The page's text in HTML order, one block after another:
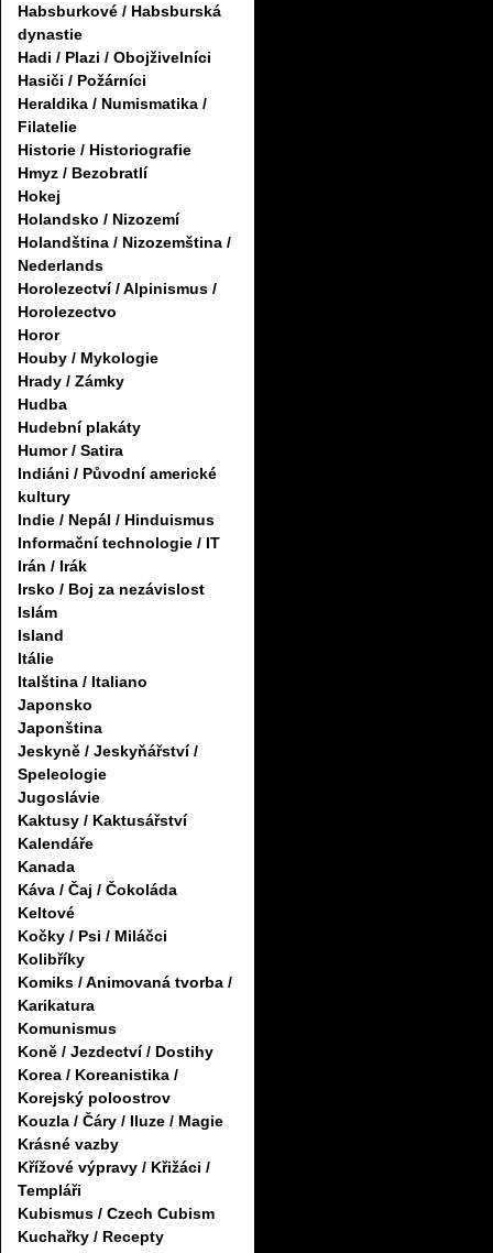
Habsburkové / Habsburská
dynastie
Hadi / Plazi / Obojživelníci
Hasiči / Požárníci
Heraldika / Numismatika /
Filatelie
Historie / Historiografie
Hmyz / Bezobratlí
Hokej
Holandsko / Nizozemí
Holandština / Nizozemština /
Nederlands
Horolezectví / Alpinismus /
Horolezectvo
Horor
Houby / Mykologie
Hrady / Zámky
Hudba
Hudební plakáty
Humor / Satira
Indiáni / Původní americké
kultury
Indie / Nepál / Hinduismus
Informační technologie / IT
Irán / Irák
Irsko / Boj za nezávislost
Islám
Island
Itálie
Italština / Italiano
Japonsko
Japonština
Jeskyně / Jeskyňářství /
Speleologie
Jugoslávie
Kaktusy / Kaktusářství
Kalendáře
Kanada
Káva / Čaj / Čokoláda
Keltové
Kočky / Psi / Miláčci
Kolibříky
Komiks / Animovaná tvorba /
Karikatura
Komunismus
Koně / Jezdectví / Dostihy
Korea / Koreanistika /
Korejský poloostrov
Kouzla / Čáry / Iluze / Magie
Krásné vazby
Křížové výpravy / Křižáci /
Templáři
Kubismus / Czech Cubism
Kuchařky / Recepty